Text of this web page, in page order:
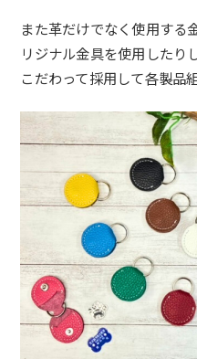
また革だけでなく使用する
リジナル金具を使用したりし
こだわって採用して各製品